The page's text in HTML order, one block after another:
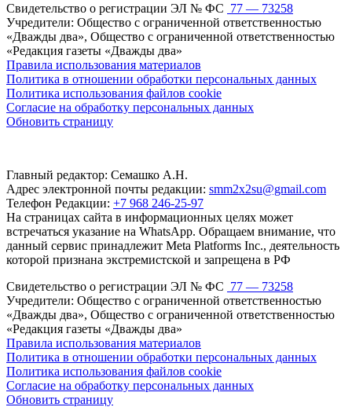
Свидетельство о регистрации ЭЛ № ФС 77 — 73258
Учредители: Общество с ограниченной ответственностью
«Дважды два», Общество с ограниченной ответственностью
«Редакция газеты «Дважды два»
Правила использования материалов
Политика в отношении обработки персональных данных
Политика использования файлов cookie
Согласие на обработку персональных данных
Обновить страницу
Главный редактор: Семашко А.Н.
Адрес электронной почты редакции: smm2x2su@gmail.com
Телефон Редакции: +7 968 246-25-97
На страницах сайта в информационных целях может
встречаться указание на WhatsApp. Обращаем внимание, что
данный сервис принадлежит Meta Platforms Inc., деятельность
которой признана экстремистской и запрещена в РФ
Свидетельство о регистрации ЭЛ № ФС 77 — 73258
Учредители: Общество с ограниченной ответственностью
«Дважды два», Общество с ограниченной ответственностью
«Редакция газеты «Дважды два»
Правила использования материалов
Политика в отношении обработки персональных данных
Политика использования файлов cookie
Согласие на обработку персональных данных
Обновить страницу